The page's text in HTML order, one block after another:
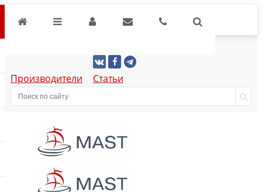
Производители Статьи